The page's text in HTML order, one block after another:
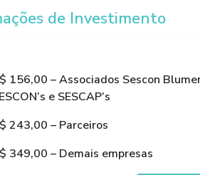
Instrutor de cursos no
CRC – SC, FECONTESC, SESCAP
da empresa VERTRA
de Investimento
156,00 – Associados Sescon
e SESCAP’s
243,00 – Parceiros
349,00 – Demais empresas